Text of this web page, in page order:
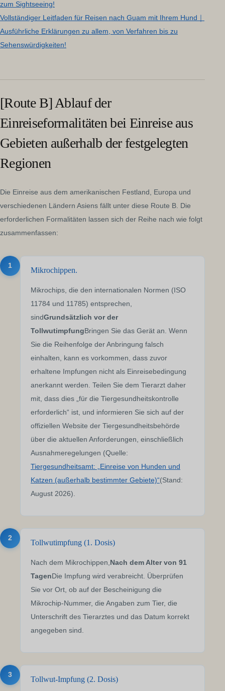
zum Sightseeing!
Vollständiger Leitfaden für Reisen nach Guam mit Ihrem Hund｜
Ausführliche Erklärungen zu allem, von Verfahren bis zu
Sehenswürdigkeiten!
[Route B] Ablauf der
Einreiseformalitäten bei Einreise aus
Gebieten außerhalb der festgelegten
Regionen
Die Einreise aus dem amerikanischen Festland, Europa und
verschiedenen Ländern Asiens fällt unter diese Route B. Die
erforderlichen Formalitäten lassen sich der Reihe nach wie folgt
zusammenfassen:
1
Mikrochippen.
Mikrochips, die den internationalen Normen (ISO
11784 und 11785) entsprechen,
sindGrundsätzlich vor der
TollwutimpfungBringen Sie das Gerät an. Wenn
Sie die Reihenfolge der Anbringung falsch
einhalten, kann es vorkommen, dass zuvor
erhaltene Impfungen nicht als Einreisebedingung
anerkannt werden. Teilen Sie dem Tierarzt daher
mit, dass dies „für die Tiergesundheitskontrolle
erforderlich“ ist, und informieren Sie sich auf der
offiziellen Website der Tiergesundheitsbehörde
über die aktuellen Anforderungen, einschließlich
Ausnahmeregelungen (Quelle:
Tiergesundheitsamt: „Einreise von Hunden und
Katzen (außerhalb bestimmter Gebiete)“(Stand:
August 2026).
2
Tollwutimpfung (1. Dosis)
Nach dem Mikrochippen, Nach dem Alter von 91
TagenDie Impfung wird verabreicht. Überprüfen
Sie vor Ort, ob auf der Bescheinigung die
Mikrochip-Nummer, die Angaben zum Tier, die
Unterschrift des Tierarztes und das Datum korrekt
angegeben sind.
3
Tollwut-Impfung (2. Dosis)